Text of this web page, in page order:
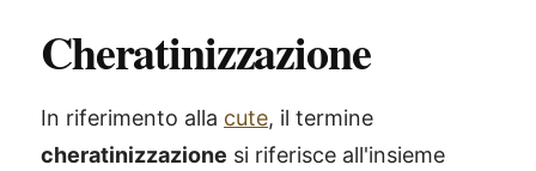
Cheratinizzazione
In riferimento alla cute, il termine
cheratinizzazione si riferisce all'insieme